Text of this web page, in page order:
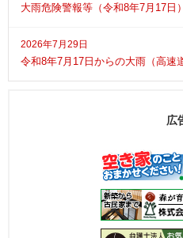
大雨危険警報等（令和8年7月17日
2026年7月29日
令和8年7月17日からの大雨（高速
広